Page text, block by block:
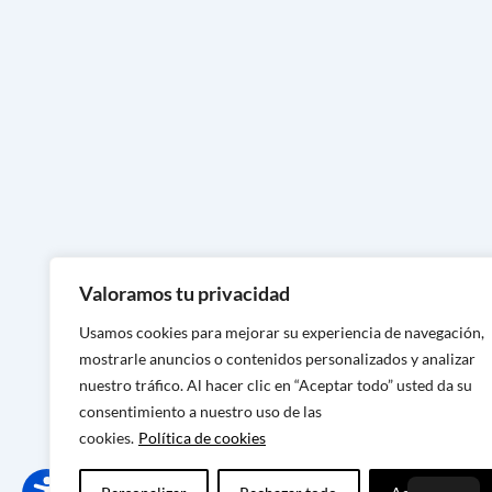
Valoramos tu privacidad
Usamos cookies para mejorar su experiencia de navegación,
mostrarle anuncios o contenidos personalizados y analizar
nuestro tráfico. Al hacer clic en “Aceptar todo” usted da su
consentimiento a nuestro uso de las
cookies. Política de cookies
Handgefertigte Schuhe in
Handgefertigte Schuhe in
Handgefertigte Schuhe in
Handgefertigte Schuhe in
Handgefertigte Schuhe in